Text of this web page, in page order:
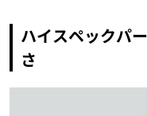
ハイスペックパ
さ